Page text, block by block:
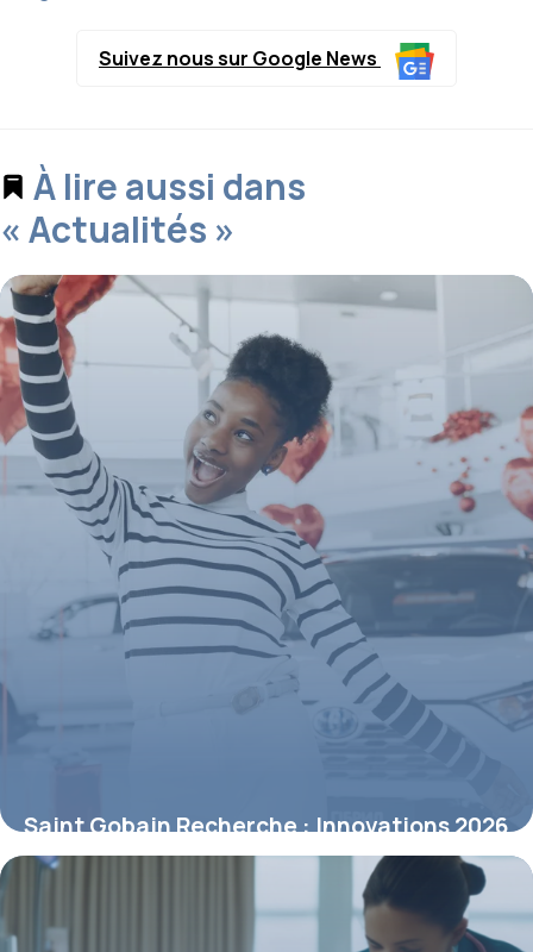
Suivez nous sur Google News
À lire aussi dans
« Actualités »
Saint Gobain Recherche : Innovations 2026
10 mai 2026